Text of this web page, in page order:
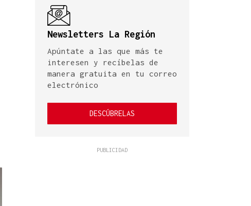
Newsletters La Región
Apúntate a las que más te
interesen y recíbelas de
manera gratuita en tu correo
electrónico
DESCÚBRELAS